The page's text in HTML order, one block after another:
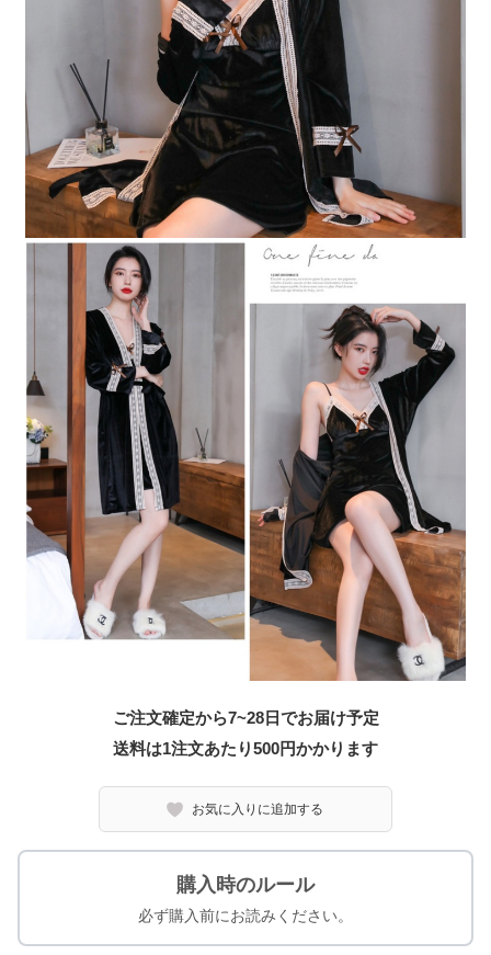
ご注文確定から7~28日でお届け予定
送料は1注文あたり500円かかります
お気に入りに追加する
購入時のルール
必ず購入前にお読みください。